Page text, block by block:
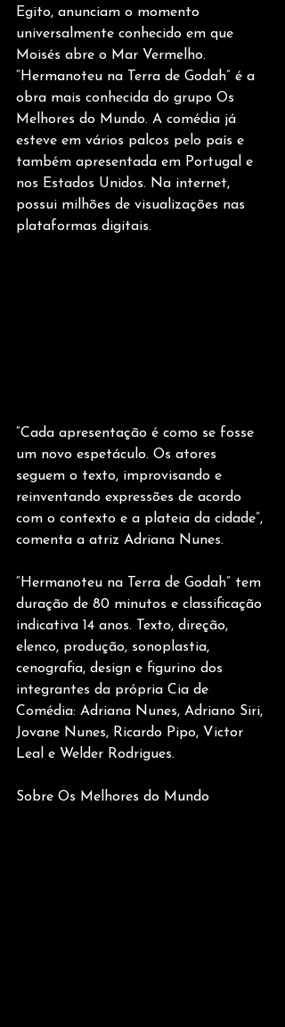
Egito, anunciam o momento
universalmente conhecido em que
Moisés abre o Mar Vermelho.
“Hermanoteu na Terra de Godah” é a
obra mais conhecida do grupo Os
Melhores do Mundo. A comédia já
esteve em vários palcos pelo país e
também apresentada em Portugal e
nos Estados Unidos. Na internet,
possui milhões de visualizações nas
plataformas digitais.
“Cada apresentação é como se fosse
um novo espetáculo. Os atores
seguem o texto, improvisando e
reinventando expressões de acordo
com o contexto e a plateia da cidade”,
comenta a atriz Adriana Nunes.
“Hermanoteu na Terra de Godah” tem
duração de 80 minutos e classificação
indicativa 14 anos. Texto, direção,
elenco, produção, sonoplastia,
cenografia, design e figurino dos
integrantes da própria Cia de
Comédia: Adriana Nunes, Adriano Siri,
Jovane Nunes, Ricardo Pipo, Victor
Leal e Welder Rodrigues.
Sobre Os Melhores do Mundo